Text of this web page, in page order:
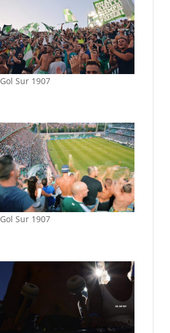
Gol Sur 1907
Gol Sur 1907